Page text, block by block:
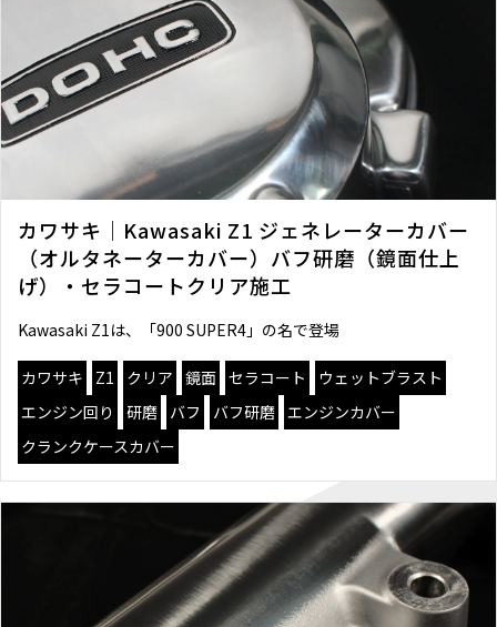
カワサキ｜Kawasaki Z1 ジェネレーターカバー
（オルタネーターカバー）バフ研磨（鏡面仕上
げ）・セラコートクリア施工
Kawasaki Z1は、「900 SUPER4」の名で登場
カワサキ Z1 クリア 鏡面 セラコート
ウェットブラスト
エンジン回り
研磨 バフ バフ研磨 エンジンカバー
クランクケースカバー